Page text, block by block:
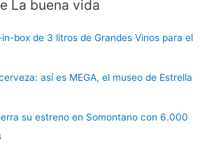
La buena vida
box de 3 litros de Grandes Vinos para el
así es MEGA, el museo de Estrella
su estreno en Somontano con 6.000